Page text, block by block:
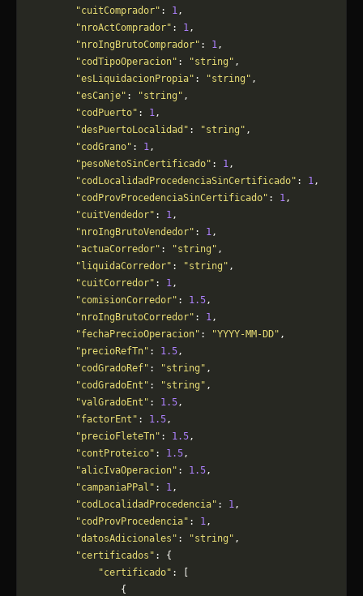
        "cuitComprador"
: 1,
        "nroActComprador"
: 1,
        "nroIngBrutoComprador"
: 1,
        "codTipoOperacion"
: "string" ,
        "esLiquidacionPropia"
: "string" ,
        "esCanje"
: "string" ,
        "codPuerto"
: 1,
        "desPuertoLocalidad"
: "string" ,
        "codGrano"
: 1,
        "pesoNetoSinCertificado"
: 1,
        "codLocalidadProcedenciaSinCertificado"
: 1,
        "codProvProcedenciaSinCertificado"
: 1,
        "cuitVendedor"
: 1,
        "nroIngBrutoVendedor"
: 1,
        "actuaCorredor"
: "string" ,
        "liquidaCorredor"
: "string" ,
        "cuitCorredor"
: 1,
        "comisionCorredor"
: 1.5,
        "nroIngBrutoCorredor"
: 1,
        "fechaPrecioOperacion"
: "YYYY-MM-DD" ,
        "precioRefTn"
: 1.5,
        "codGradoRef"
: "string" ,
        "codGradoEnt"
: "string" ,
        "valGradoEnt"
: 1.5,
        "factorEnt"
: 1.5,
        "precioFleteTn"
: 1.5,
        "contProteico"
: 1.5,
        "alicIvaOperacion"
: 1.5,
        "campaniaPPal"
: 1,
        "codLocalidadProcedencia"
: 1,
        "codProvProcedencia"
: 1,
        "datosAdicionales"
: "string" ,
        "certificados"
: {
            "certificado"
: [
                {